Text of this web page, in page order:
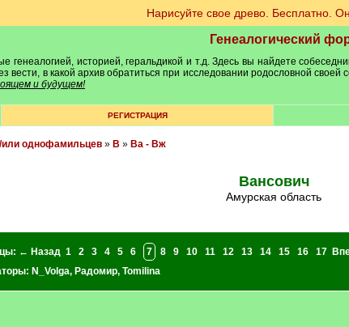
Нарисуйте свое древо. Бесплатно.
Генеалогический
историей, геральдикой и т.д. Здесь вы найдете
вести, в какой архив обратиться при исследовании родословной
и будущем!
РЕГИСТРАЦИЯ
или однофамильцев» В » Ва - Вж
Вансович
Амурская область
← Назад 1 2 3 4 5 6 7 8 9 10 11 12 13 14 15 16 17
N_Volga, Радомир, Tomilina